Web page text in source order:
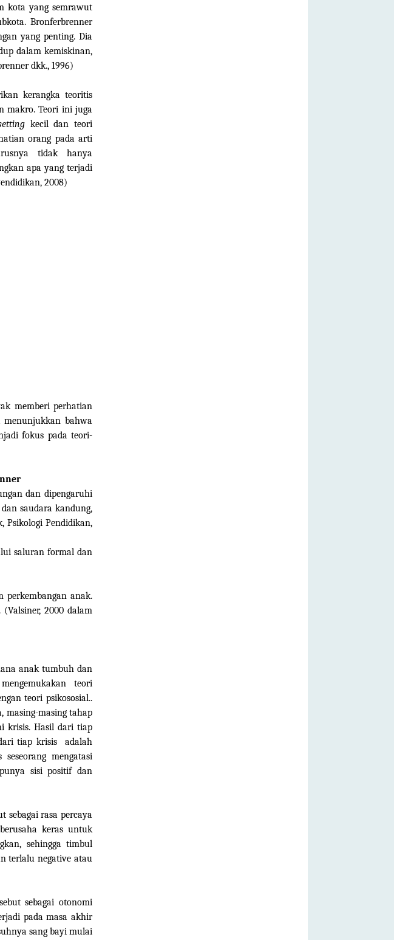
kota yang semrawut
Bronferbrenner
yang penting. Dia
dalam kemiskinan,
dkk., 1996)
kerangka teoritis
makro. Teori ini juga
kecil dan teori
orang pada arti
tidak hanya
apa yang terjadi
2008)
memberi perhatian
menunjukkan bahwa
fokus pada teori-
dan dipengaruhi
saudara kandung,
Psikologi Pendidikan,
saluran formal dan
perkembangan anak.
2000 dalam
anak tumbuh dan
teori
teori psikososial..
masing-masing tahap
krisis. Hasil dari tiap
tiap krisis adalah
mengatasi
sisi positif dan
sebagai rasa percaya
keras untuk
sehingga timbul
terlalu negative atau
sebagai otonomi
pada masa akhir
sang bayi mulai